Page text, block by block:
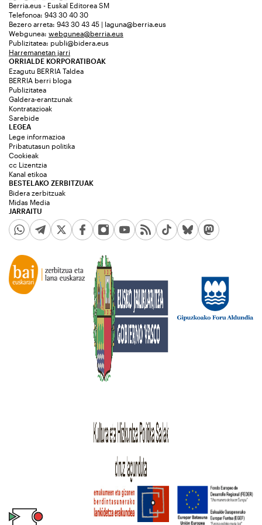
Berria.eus - Euskal Editorea SM
Telefonoa: 943 30 40 30
Bezero arreta: 943 30 43 45 | laguna@berria.eus
Webgunea: webgunea@berria.eus
Publizitatea: publi@bidera.eus
Harremanetan jarri
ORRIALDE KORPORATIBOAK
Ezagutu BERRIA Taldea
BERRIA berri bloga
Publizitatea
Galdera-erantzunak
Kontratazioak
Sarebide
JARRAITU
LEGEA
Lege informazioa
Pribatutasun politika
Cookieak
cc Lizentzia
Kanal etikoa
BESTELAKO ZERBITZUAK
Bidera zerbitzuak
Midas Media